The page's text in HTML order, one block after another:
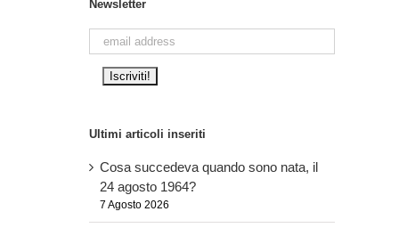
Newsletter
Ultimi articoli inseriti
Cosa succedeva quando sono nata, il
24 agosto 1964?
7 Agosto 2026